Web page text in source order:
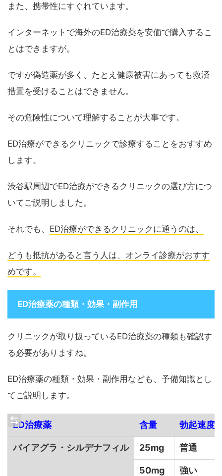
また、携帯性にすぐれています。
インターネットで海外のED治療薬を安価で購入するこ
とはできますが。
ですが偽造薬が多く、たとえ健康被害にあっても救済
措置を受けることはできません。
その危険性について理解することが大事です。
ED治療ができるクリニックで診療することをおすすめ
します。
渋谷駅周辺でED治療ができるクリニックの選び方につ
いてご説明しました。
それでも、 ED治療ができるクリニックに通うのは、
どうも抵抗があると言う人は、オンライ診療がおすす
めです。
ED治療薬の種類・効果・副作用
クリニックが取り扱っているED治療薬の種類も確認す
る必要がありますね。
ED治療薬の種類・効果・副作用なども、予備知識とし
てご説明します。
ED治療薬 含量 勃起速度
バイアグラ・シルデナフィル 25mg 普通
50mg 強い